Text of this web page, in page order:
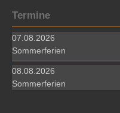
Termine
07.08.2026
Sommerferien
08.08.2026
Sommerferien